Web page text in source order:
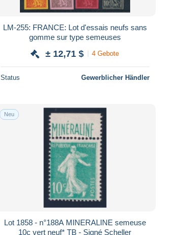
LM-255: FRANCE: Lot d'essais neufs sans
gomme sur type semeuses
± 12,71 $ 4 Gebote
Status Gewerblicher Händler
Neu
Lot 1858 - n°188A MINERALINE semeuse
10c vert neuf* TB - Signé Scheller